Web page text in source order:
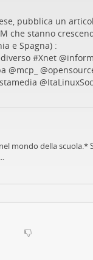
pubblica un
che stanno
e Spagna) :
#Xnet @
@mcp_ @
@
mondo della scuola.*